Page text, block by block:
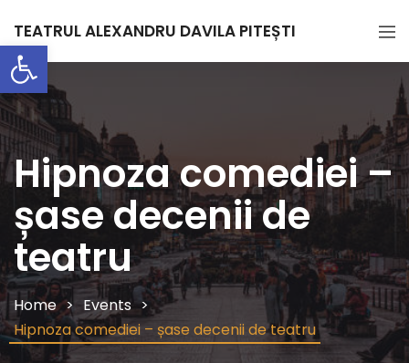
Deschide bara de unelte
TEATRUL ALEXANDRU DAVILA PITEȘTI
Hipnoza comediei –
șase decenii de
teatru
Home
Events
Hipnoza comediei – șase decenii de teatru